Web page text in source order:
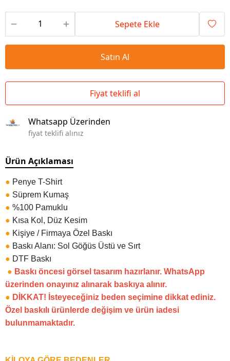
Sepete Ekle
Satın Al
Fiyat teklifi al
Whatsapp Üzerinden
fiyat teklifi alınız
Ürün Açıklaması
● Penye T-Shirt
● Süprem Kumaş
● %100 Pamuklu
● Kısa Kol, Düz Kesim
● Kişiye / Firmaya Özel Baskı
● Baskı Alanı: Sol Göğüs Üstü ve Sırt
● DTF Baskı
● Baskı öncesi görsel tasarım hazırlanır. WhatsApp
üzerinden onayınız alınarak baskıya alınır.
● DİKKAT! İsteyeceğiniz beden seçimine dikkat ediniz.
Özel baskılı ürünlerde değişim ve ürün iadesi
bulunmamaktadır.